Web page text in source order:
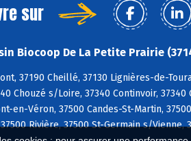
sur
Biocoop De La Petite Prairie
37190 Cheillé, 37130 Lignières-de-
Chouzé s/Loire, 37340 Continvoir,
en-Véron, 37500 Candes-St-Martin,
Rivière, 37500 St-Germain s/